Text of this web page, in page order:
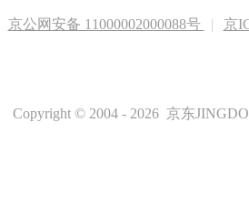
京公网安备 11000002000088号 | 京
Copyright © 2004 - 2026 京东